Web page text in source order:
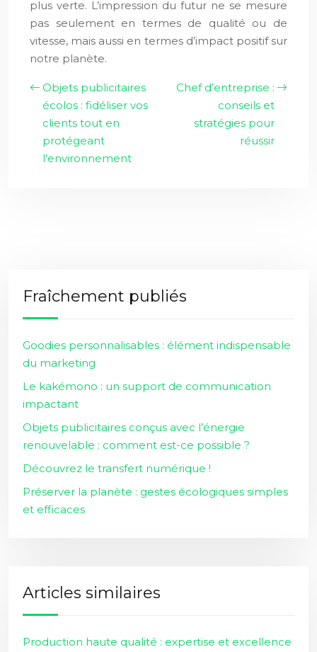
plus verte. L’impression du futur ne se mesure
pas seulement en termes de qualité ou de
vitesse, mais aussi en termes d’impact positif sur
notre planète.
Objets publicitaires
écolos : fidéliser vos
clients tout en
protégeant
l’environnement
Chef d’entreprise :
conseils et
stratégies pour
réussir
Fraîchement publiés
Goodies personnalisables : élément indispensable
du marketing
Le kakémono : un support de communication
impactant
Objets publicitaires conçus avec l’énergie
renouvelable : comment est-ce possible ?
Découvrez le transfert numérique !
Préserver la planète : gestes écologiques simples
et efficaces
Articles similaires
Production haute qualité : expertise et excellence